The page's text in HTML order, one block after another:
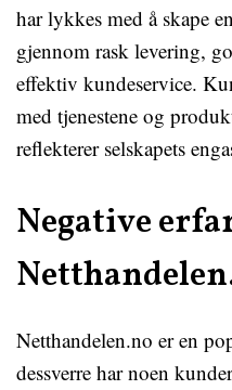
har lykkes med å skape
gjennom rask levering,
effektiv kundeservice.
med tjenestene og
reflekterer selskapets
Negative
Netthandelen.no er en
dessverre har noen